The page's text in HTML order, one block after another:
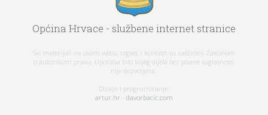
Općina Hrvace - službene internet stranice
Svi materijali na ovom webu, izgled, i koncept su zaštićeni Zakonom
o autorskom pravu. Uporaba bilo kojeg dijela bez pisane suglasnosti
nije dozvoljena.
Dizajn i programiranje:
artur.hr - davorbacic.com